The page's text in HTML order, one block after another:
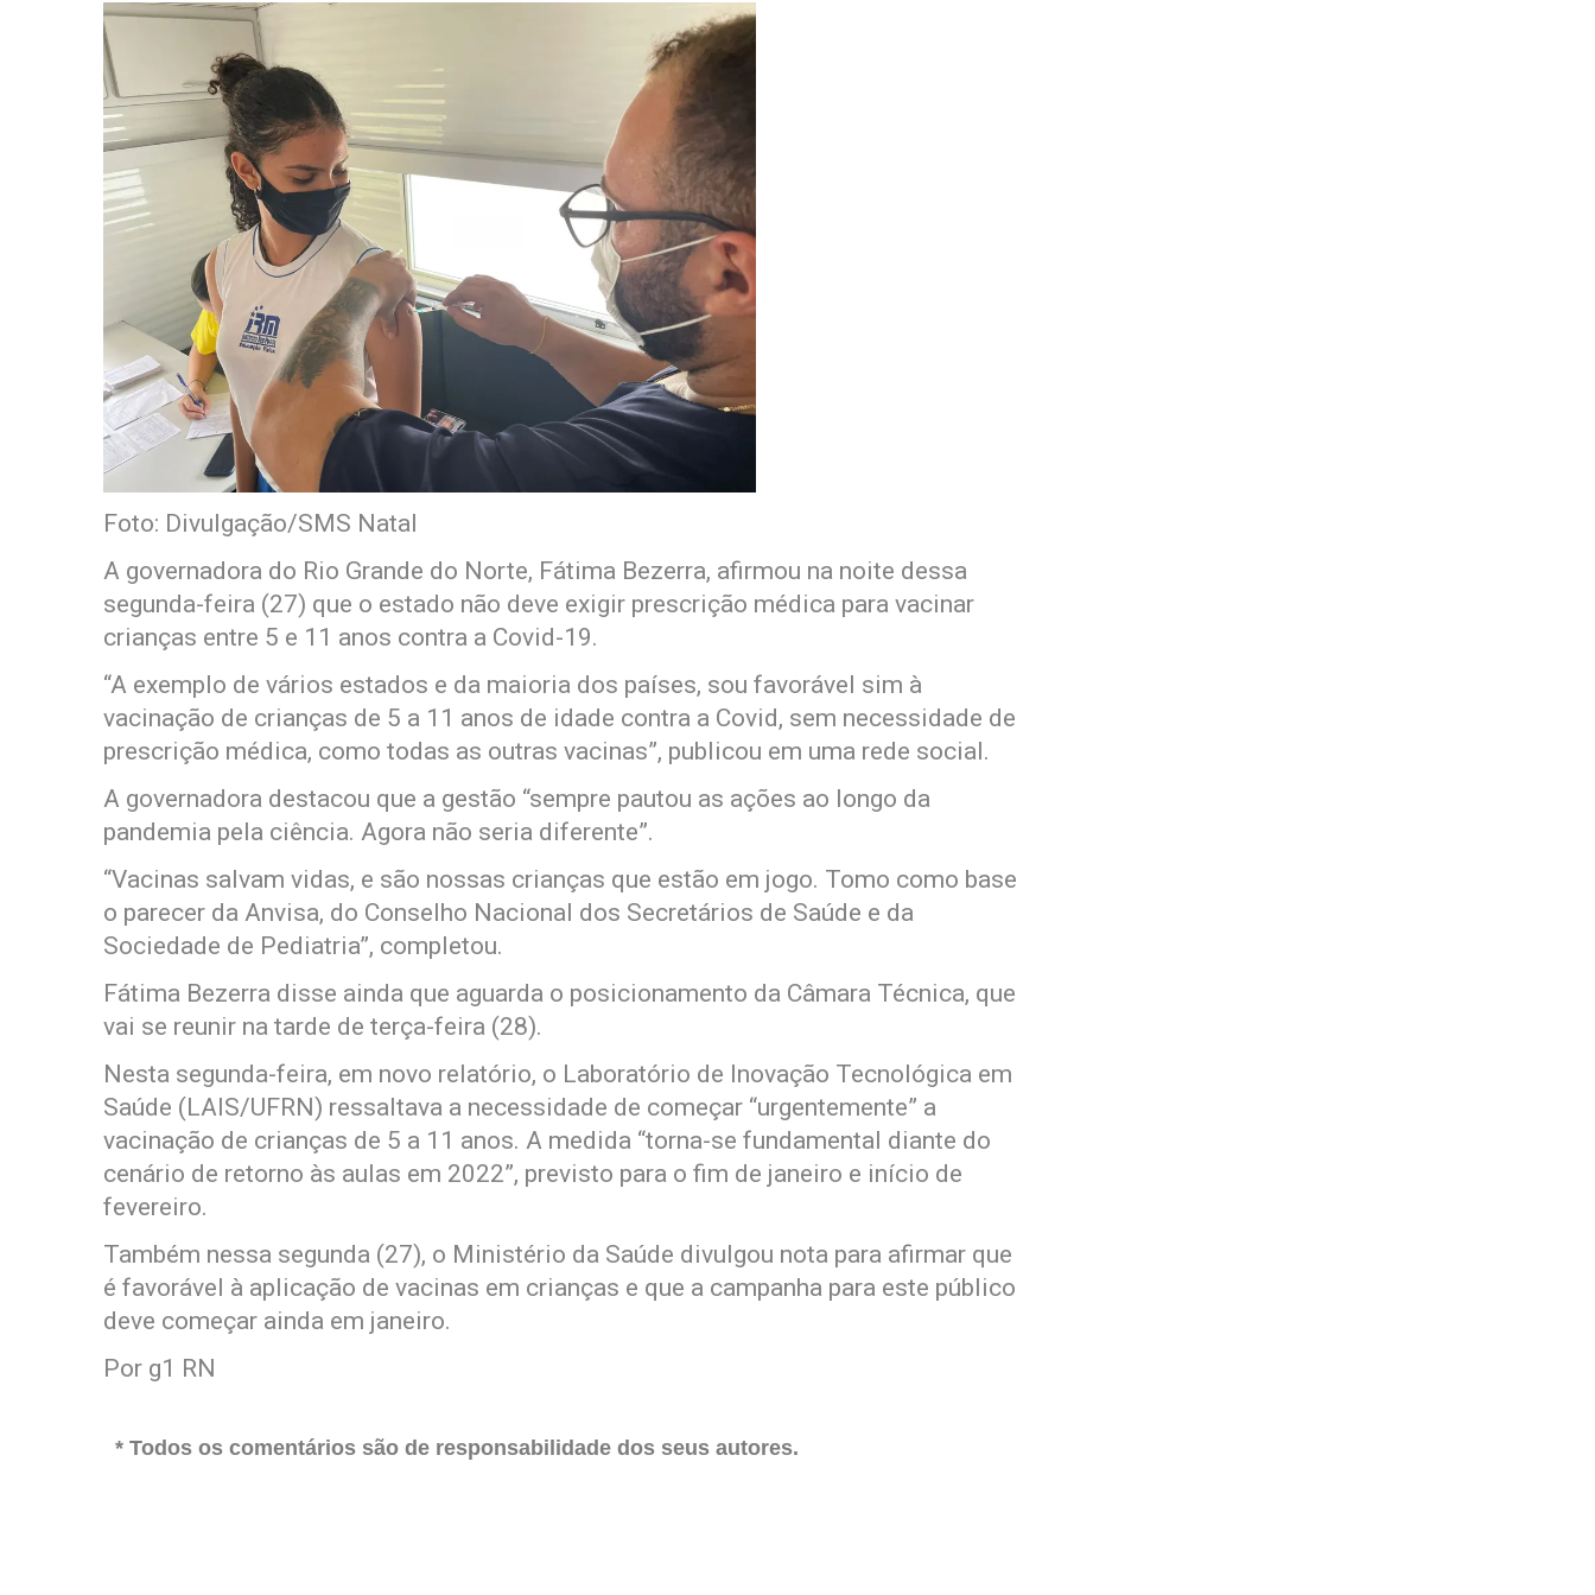
Foto: Divulgação/SMS Natal
A governadora do Rio Grande do Norte, Fátima Bezerra, afirmou na noite dessa
segunda-feira (27) que o estado não deve exigir prescrição médica para vacinar
crianças entre 5 e 11 anos contra a Covid-19.
“A exemplo de vários estados e da maioria dos países, sou favorável sim à
vacinação de crianças de 5 a 11 anos de idade contra a Covid, sem necessidade de
prescrição médica, como todas as outras vacinas”, publicou em uma rede social.
A governadora destacou que a gestão “sempre pautou as ações ao longo da
pandemia pela ciência. Agora não seria diferente”.
“Vacinas salvam vidas, e são nossas crianças que estão em jogo. Tomo como base
o parecer da Anvisa, do Conselho Nacional dos Secretários de Saúde e da
Sociedade de Pediatria”, completou.
Fátima Bezerra disse ainda que aguarda o posicionamento da Câmara Técnica, que
vai se reunir na tarde de terça-feira (28).
Nesta segunda-feira, em novo relatório, o Laboratório de Inovação Tecnológica em
Saúde (LAIS/UFRN) ressaltava a necessidade de começar “urgentemente” a
vacinação de crianças de 5 a 11 anos. A medida “torna-se fundamental diante do
cenário de retorno às aulas em 2022”, previsto para o fim de janeiro e início de
fevereiro.
Também nessa segunda (27), o Ministério da Saúde divulgou nota para afirmar que
é favorável à aplicação de vacinas em crianças e que a campanha para este público
deve começar ainda em janeiro.
Por g1 RN
* Todos os comentários são de responsabilidade dos seus autores.